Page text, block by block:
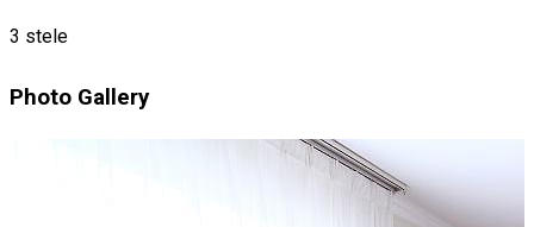
3 stele
Photo Gallery